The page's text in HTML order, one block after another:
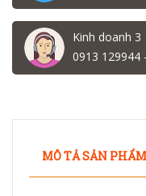
Kinh doanh 3
0913 129944
MÔ TẢ SẢN PHẨM